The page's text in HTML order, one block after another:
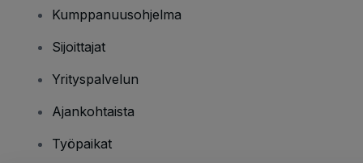
Kumppanuusohjelma
Sijoittajat
Yrityspalvelun
Ajankohtaista
Työpaikat